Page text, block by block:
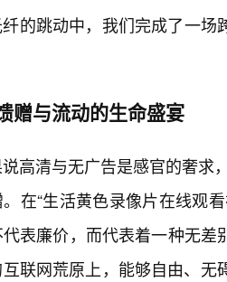
的跳动中，我们完成了一场
赠与流动的生命盛宴
高清与无广告是感官的奢求
在“生活黄色录像片在线观
表廉价，而代表着一种无
联网荒原上，能够自由、